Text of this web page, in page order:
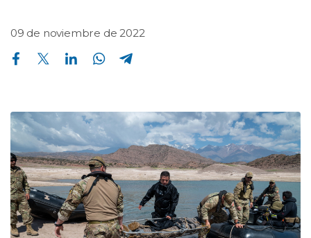
09 de noviembre de 2022
Compartir en Facebook Compartir en Twitter Compartir en Linkedin Compartir en Whatsapp